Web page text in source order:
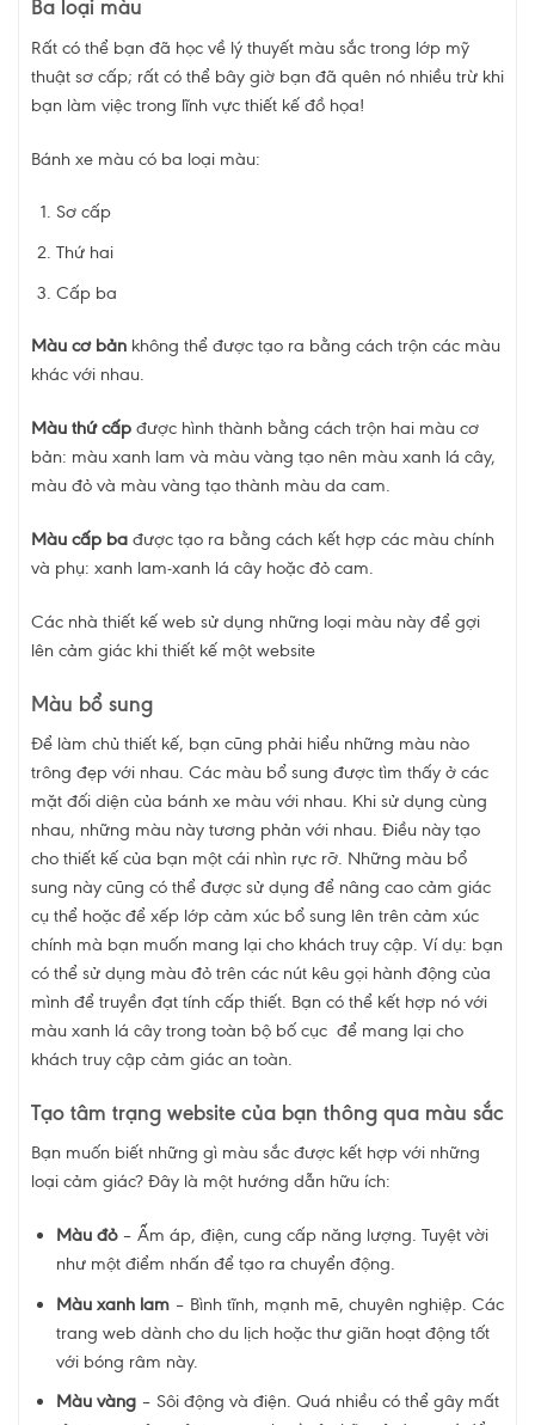
Ba loại màu
Rất có thể bạn đã học về lý thuyết màu sắc trong lớp mỹ
thuật sơ cấp; rất có thể bây giờ bạn đã quên nó nhiều trừ khi
bạn làm việc trong lĩnh vực thiết kế đồ họa!
Bánh xe màu có ba loại màu:
Sơ cấp
Thứ hai
Cấp ba
Màu cơ bản không thể được tạo ra bằng cách trộn các màu
khác với nhau.
Màu thứ cấp được hình thành bằng cách trộn hai màu cơ
bản: màu xanh lam và màu vàng tạo nên màu xanh lá cây,
màu đỏ và màu vàng tạo thành màu da cam.
Màu cấp ba được tạo ra bằng cách kết hợp các màu chính
và phụ: xanh lam-xanh lá cây hoặc đỏ cam.
Các nhà thiết kế web sử dụng những loại màu này để gợi
lên cảm giác khi thiết kế một website
Màu bổ sung
Để làm chủ thiết kế, bạn cũng phải hiểu những màu nào
trông đẹp với nhau. Các màu bổ sung được tìm thấy ở các
mặt đối diện của bánh xe màu với nhau. Khi sử dụng cùng
nhau, những màu này tương phản với nhau. Điều này tạo
cho thiết kế của bạn một cái nhìn rực rỡ. Những màu bổ
sung này cũng có thể được sử dụng để nâng cao cảm giác
cụ thể hoặc để xếp lớp cảm xúc bổ sung lên trên cảm xúc
chính mà bạn muốn mang lại cho khách truy cập. Ví dụ: bạn
có thể sử dụng màu đỏ trên các nút kêu gọi hành động của
mình để truyền đạt tính cấp thiết. Bạn có thể kết hợp nó với
màu xanh lá cây trong toàn bộ bố cục để mang lại cho
khách truy cập cảm giác an toàn.
Tạo tâm trạng website của bạn thông qua màu sắc
Bạn muốn biết những gì màu sắc được kết hợp với những
loại cảm giác? Đây là một hướng dẫn hữu ích:
Màu đỏ– Ấm áp, điện, cung cấp năng lượng. Tuyệt vời
như một điểm nhấn để tạo ra chuyển động.
Màu xanh lam– Bình tĩnh, mạnh mẽ, chuyên nghiệp. Các
trang web dành cho du lịch hoặc thư giãn hoạt động tốt
với bóng râm này.
Màu vàng– Sôi động và điện. Quá nhiều có thể gây mất